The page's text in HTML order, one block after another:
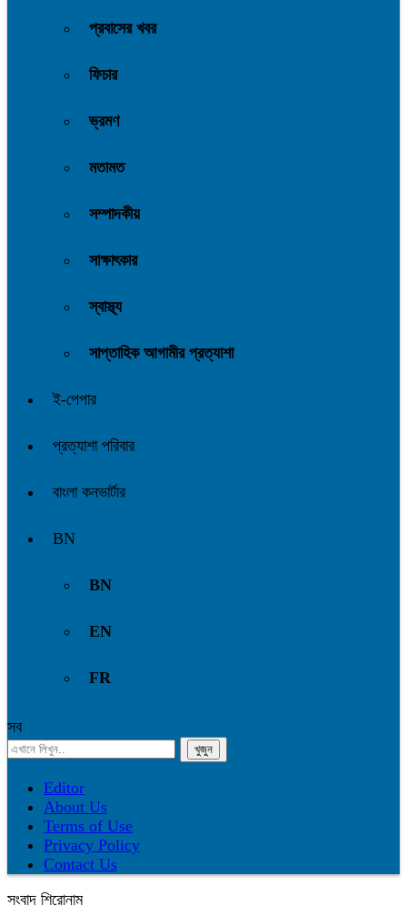
প্রবাসের খবর
ফিচার
ভ্রমণ
মতামত
সম্পাদকীয়
সাক্ষাৎকার
স্বাস্থ্য
সাপ্তাহিক আগামীর প্রত্যাশা
ই-পেপার
প্রত্যাশা পরিবার
বাংলা কনভার্টার
BN
BN
EN
FR
সব
Editor
About Us
Terms of Use
Privacy Policy
Contact Us
সংবাদ শিরোনাম